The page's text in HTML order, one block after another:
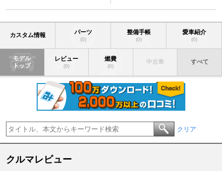
カスタム情報 パーツ
(0)
整備手帳
(0)
愛車紹介
(0)
モデル
トップ
レビュー
(0)
燃費
(0)
中古車 すべて
クリア
クルマレビュー